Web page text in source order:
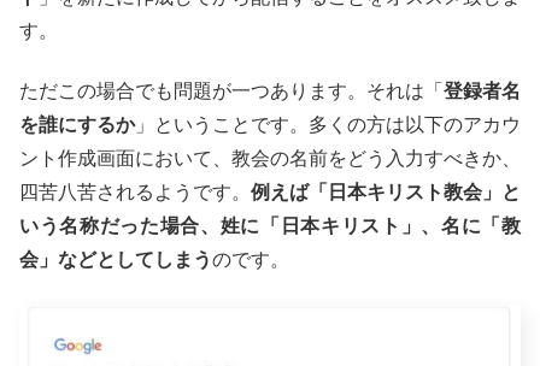
す。
ただこの場合でも問題が一つあります。それは「 登録者名
を誰にするか」ということです。多くの方は以下のアカウ
ント作成画面において、教会の名前をどう入力すべきか、
四苦八苦されるようです。 例えば「日本キリスト教会」と
いう名称だった場合、姓に「日本キリスト」、名に「教
会」などとしてしまうのです。